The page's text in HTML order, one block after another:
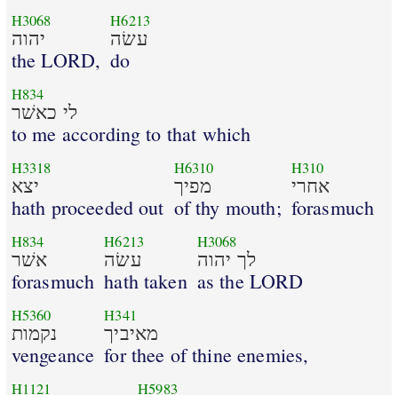
H3068
יהוה
the LORD,
H6213
עשׂה
do
H834
לי כאשׁר
to me according to that which
H3318
יצא
hath proceeded out
H6310
מפיך
of thy mouth;
H310
אחרי
forasmuch
H834
אשׁר
forasmuch
H6213
עשׂה
hath taken
H3068
לך יהוה
as the LORD
H5360
נקמות
vengeance
H341
מאיביך
for thee of thine enemies,
H1121 H5983